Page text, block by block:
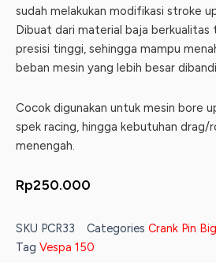
sudah melakukan modifikasi stroke
Dibuat dari material baja
presisi tinggi, sehingga mampu
beban mesin yang lebih besar
Cocok digunakan untuk mesin bore
spek racing, hingga kebutuhan drag/
menengah.
Rp250.000
SKU PCR33 Categories Crank Pin
Tag Vespa 150